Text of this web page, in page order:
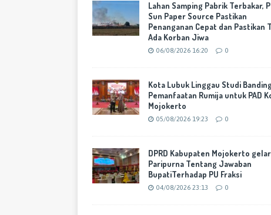
PU Fraksi WARTA KOTA
Lahan Samping Pabrik Terbakar,
Sun Paper Source Pastikan
Penanganan Cepat dan Pastikan
Ada Korban Jiwa
06/08/2026 16:20 0
Kota Lubuk Linggau Studi Banding
Pemanfaatan Rumija untuk PAD
Mojokerto
05/08/2026 19:23 0
DPRD Kabupaten Mojokerto gelar
Paripurna Tentang Jawaban
BupatiTerhadap PU Fraksi
04/08/2026 23:13 0